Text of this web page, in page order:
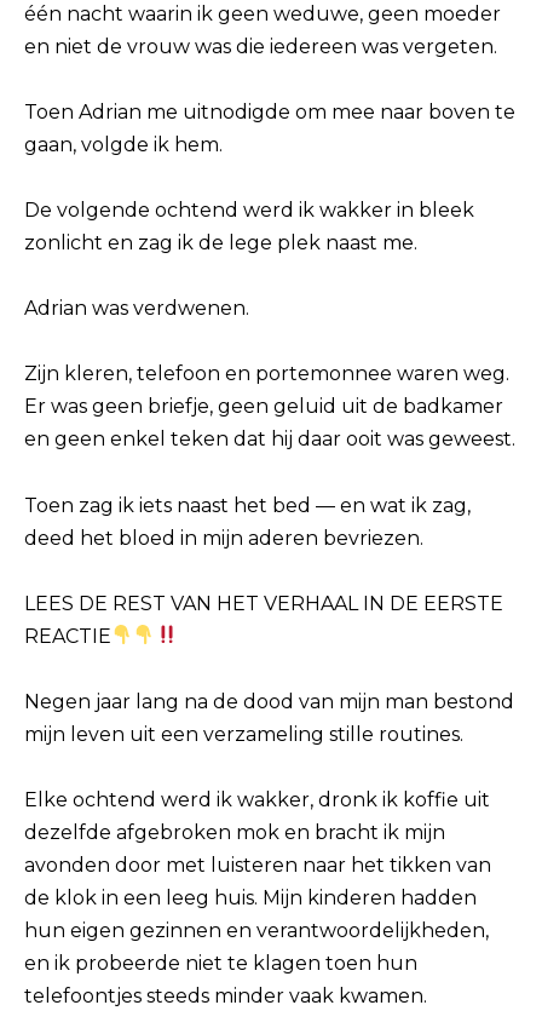
één nacht waarin ik geen weduwe, geen moeder
en niet de vrouw was die iedereen was vergeten.
Toen Adrian me uitnodigde om mee naar boven te
gaan, volgde ik hem.
De volgende ochtend werd ik wakker in bleek
zonlicht en zag ik de lege plek naast me.
Adrian was verdwenen.
Zijn kleren, telefoon en portemonnee waren weg.
Er was geen briefje, geen geluid uit de badkamer
en geen enkel teken dat hij daar ooit was geweest.
Toen zag ik iets naast het bed — en wat ik zag,
deed het bloed in mijn aderen bevriezen.
LEES DE REST VAN HET VERHAAL IN DE EERSTE
REACTIE
Negen jaar lang na de dood van mijn man bestond
mijn leven uit een verzameling stille routines.
Elke ochtend werd ik wakker, dronk ik koffie uit
dezelfde afgebroken mok en bracht ik mijn
avonden door met luisteren naar het tikken van
de klok in een leeg huis. Mijn kinderen hadden
hun eigen gezinnen en verantwoordelijkheden,
en ik probeerde niet te klagen toen hun
telefoontjes steeds minder vaak kwamen.